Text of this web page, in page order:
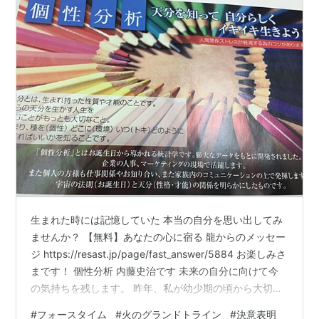
生まれた時には記憶していた 本当の自分を思い出してみ
ませんか？ 【無料】あなたの心に宿る 龍からのメッセー
ジ https://resast.jp/page/fast_answer/5884 お楽しみさ
まです！ 個性分析 内藤史治です 未来の自分に向けて今
の気持ちを残します。 昨年、私が幼少期の頃から大切に
#フォースタイム #火のグランドトライン #決意表明